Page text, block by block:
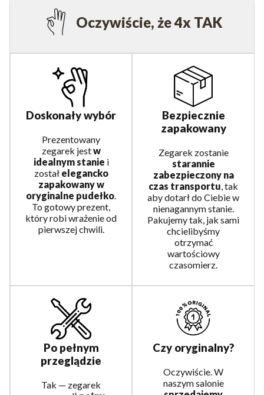
Oczywiście, że 4x TAK
Doskonały wybór
Prezentowany
zegarek jestw
idealnym stanie i
został elegancko
zapakowany w
oryginalne pudełko.
To gotowy prezent,
który robi wrażenie od
pierwszej chwili.
Bezpiecznie
zapakowany
Zegarek zostanie
starannie
zabezpieczony na
czas transportu, tak
aby dotarł do Ciebie w
nienagannym stanie.
Pakujemy tak, jak sami
chcielibyśmy
otrzymać
wartościowy
czasomierz.
Po pełnym
przeglądzie
Tak — zegarek
Czy oryginalny?
Oczywiście. W
naszym salonie